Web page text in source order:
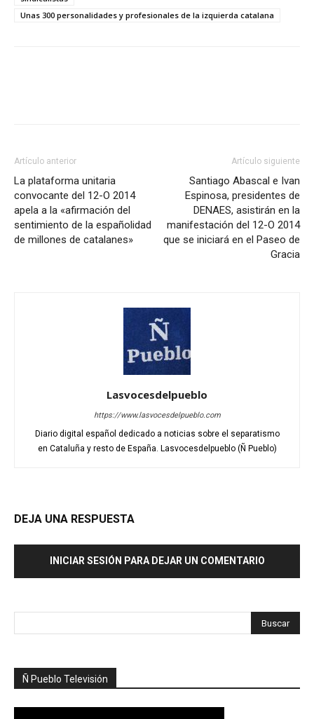
Unas 300 personalidades y profesionales de la izquierda catalana
Artículo anterior
La plataforma unitaria
convocante del 12-O 2014
apela a la «afirmación del
sentimiento de la españolidad
de millones de catalanes»
Artículo siguiente
Santiago Abascal e Ivan
Espinosa, presidentes de
DENAES, asistirán en la
manifestación del 12-O 2014
que se iniciará en el Paseo de
Gracia
Lasvocesdelpueblo
https://www.lasvocesdelpueblo.com
Diario digital español dedicado a noticias sobre el separatismo
en Cataluña y resto de España. Lasvocesdelpueblo (Ñ Pueblo)
DEJA UNA RESPUESTA
INICIAR SESIÓN PARA DEJAR UN COMENTARIO
Ñ Pueblo Televisión